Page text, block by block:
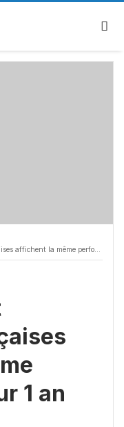
la même performance sur 1 an
1 an